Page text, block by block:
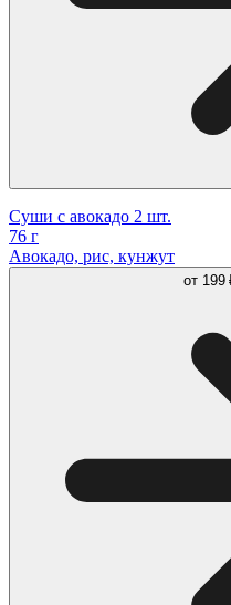
Суши c авокадо 2 шт.
76 г
Авокадо, рис, кунжут
от 199